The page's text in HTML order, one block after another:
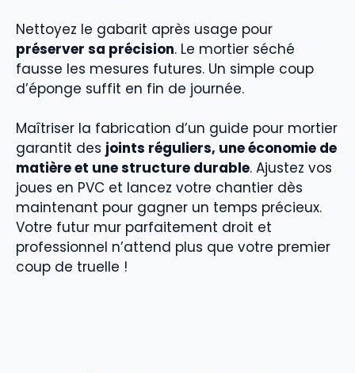
Nettoyez le gabarit après usage pour
préserver sa précision. Le mortier séché
fausse les mesures futures. Un simple coup
d’éponge suffit en fin de journée.
Maîtriser la fabrication d’un guide pour mortier
garantit des joints réguliers, une économie de
matière et une structure durable. Ajustez vos
joues en PVC et lancez votre chantier dès
maintenant pour gagner un temps précieux.
Votre futur mur parfaitement droit et
professionnel n’attend plus que votre premier
coup de truelle !